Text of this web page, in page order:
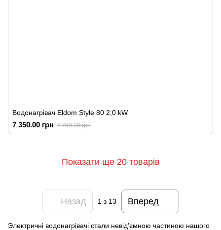
Водонагрівач Eldom Style 80 2,0 kW
7 350.00 грн 7 750.00 грн
Показати ще 20 товарів
Назад 1 з 13 Вперед
Электричні водонагрівачі стали невід'ємною частиною нашого